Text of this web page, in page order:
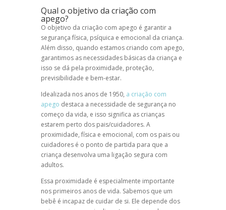
Qual o objetivo da criação com
apego?
O objetivo da criação com apego é garantir a
segurança física, psíquica e emocional da criança.
Além disso, quando estamos criando com apego,
garantimos as necessidades básicas da criança e
isso se dá pela proximidade, proteção,
previsibilidade e bem-estar.
Idealizada nos anos de 1950, a criação com
apego destaca a necessidade de segurança no
começo da vida, e isso significa as crianças
estarem perto dos pais/cuidadores. A
proximidade, física e emocional, com os pais ou
cuidadores é o ponto de partida para que a
criança desenvolva uma ligação segura com
adultos.
Essa proximidade é especialmente importante
nos primeiros anos de vida. Sabemos que um
bebê é incapaz de cuidar de si. Ele depende dos